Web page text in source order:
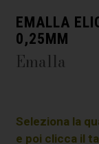
EMALLA
0,25MM
Emalla
Seleziona la
e poi clicca il